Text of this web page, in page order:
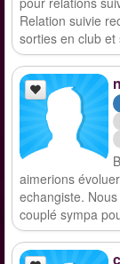
Relation suivie
sorties en club et
aimerions
echangiste.
couplé sympa